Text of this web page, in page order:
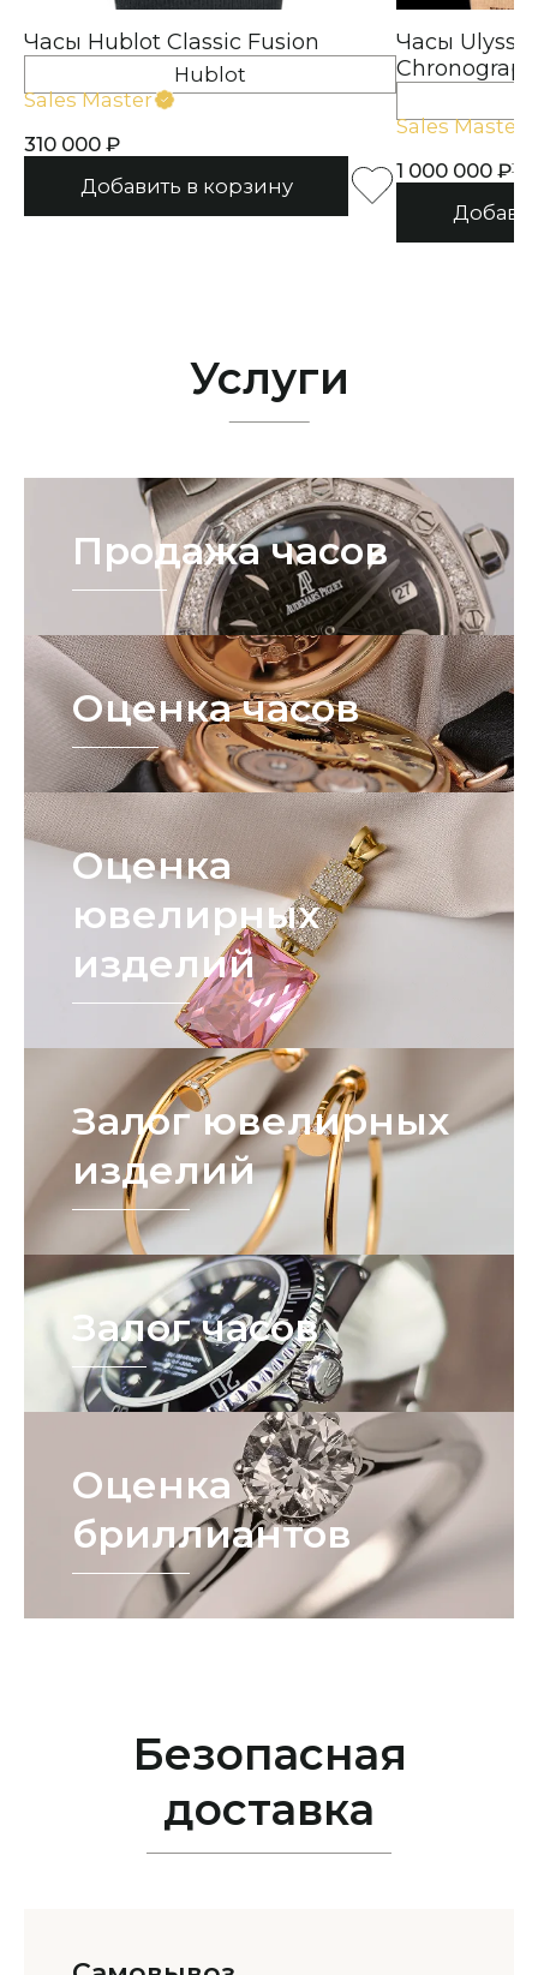
Часы Hublot Classic Fusion
Hublot
Sales Master
310 000
Часы Ulysse
Chronograph
Sales Master
1 000 000
1
Услуги
Продажа часов
Оценка часов
Оценка
ювелирных
изделий
Залог ювелирных
изделий
Залог часов
Оценка
бриллиантов
Безопасная
доставка